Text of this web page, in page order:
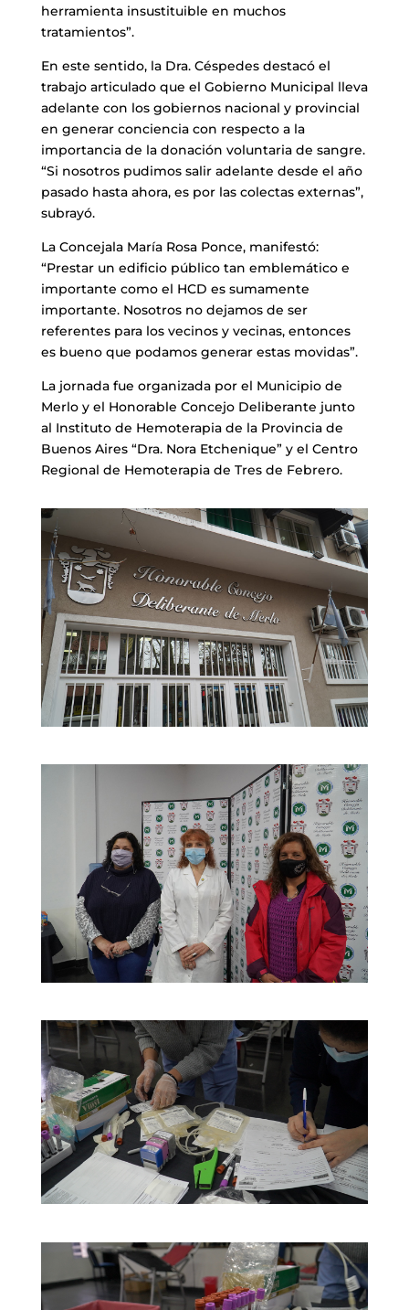
herramienta insustituible en muchos
tratamientos”.
En este sentido, la Dra. Céspedes destacó el
trabajo articulado que el Gobierno Municipal lleva
adelante con los gobiernos nacional y provincial
en generar conciencia con respecto a la
importancia de la donación voluntaria de sangre.
“Si nosotros pudimos salir adelante desde el año
pasado hasta ahora, es por las colectas externas”,
subrayó.
La Concejala María Rosa Ponce, manifestó:
“Prestar un edificio público tan emblemático e
importante como el HCD es sumamente
importante. Nosotros no dejamos de ser
referentes para los vecinos y vecinas, entonces
es bueno que podamos generar estas movidas”.
La jornada fue organizada por el Municipio de
Merlo y el Honorable Concejo Deliberante junto
al Instituto de Hemoterapia de la Provincia de
Buenos Aires “Dra. Nora Etchenique” y el Centro
Regional de Hemoterapia de Tres de Febrero.